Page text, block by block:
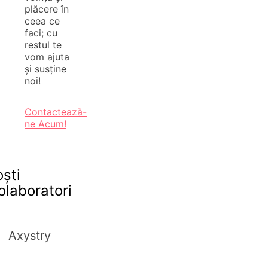
plăcere în
ceea ce
faci; cu
restul te
vom ajuta
și susține
noi!
Contactează-
ne Acum!
Axystry